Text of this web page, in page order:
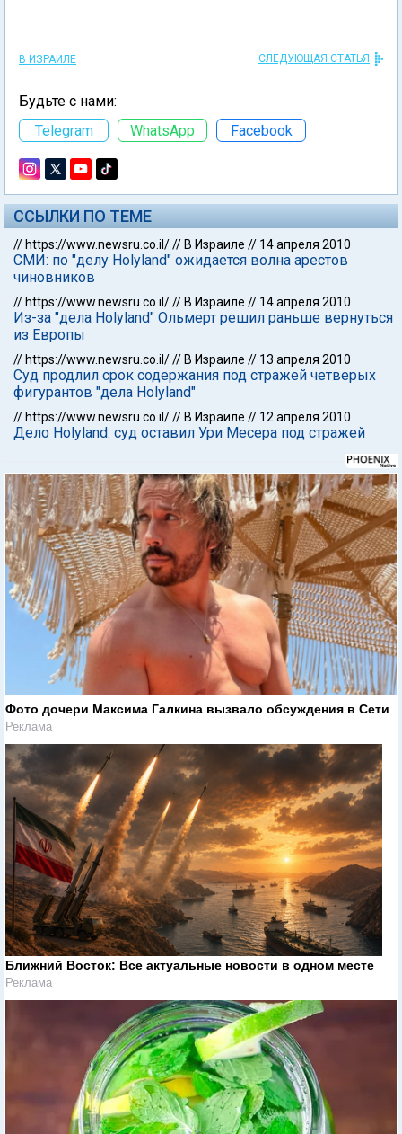
В ИЗРАИЛЕ СЛЕДУЮЩАЯ СТАТЬЯ
Будьте с нами:
Telegram
WhatsApp Facebook
ССЫЛКИ ПО ТЕМЕ
// https://www.newsru.co.il/// В Израиле // 14 апреля 2010
СМИ: по "делу Holyland" ожидается волна арестов
чиновников
// https://www.newsru.co.il/// В Израиле // 14 апреля 2010
Из-за "дела Holyland" Ольмерт решил раньше вернуться
из Европы
// https://www.newsru.co.il/// В Израиле // 13 апреля 2010
Суд продлил срок содержания под стражей четверых
фигурантов "дела Holyland"
// https://www.newsru.co.il/// В Израиле // 12 апреля 2010
Дело Holyland: суд оставил Ури Месера под стражей
Фото дочери Максима Галкина вызвало обсуждения в Сети
Реклама
Ближний Восток: Все актуальные новости в одном месте
Реклама